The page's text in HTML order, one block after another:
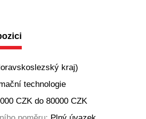
kraj)
technologie
CZK do 80000 CZK